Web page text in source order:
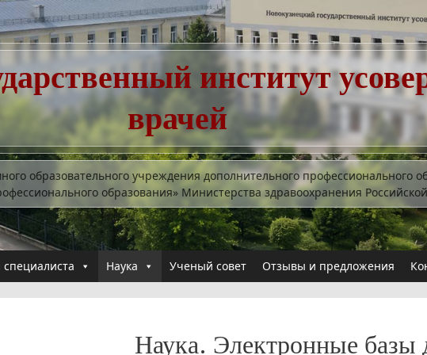
институт
врачей
образовательного учреждения дополнительного профессионального
образования» Министерства здравоохранения
Наука Ученый совет Отзывы и предложения
Наука. Электронные базы